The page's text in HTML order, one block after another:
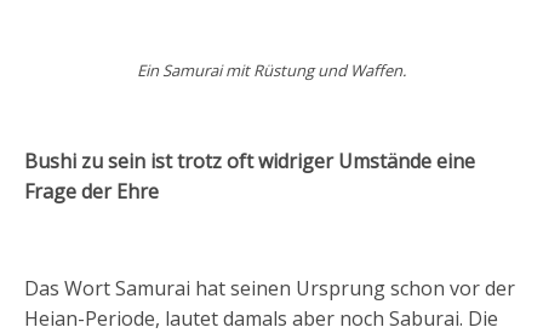
Ein Samurai mit Rüstung und Waffen.
Bushi zu sein ist trotz oft widriger Umstände eine
Frage der Ehre
Das Wort Samurai hat seinen Ursprung schon vor der
Heian-Periode, lautet damals aber noch Saburai. Die